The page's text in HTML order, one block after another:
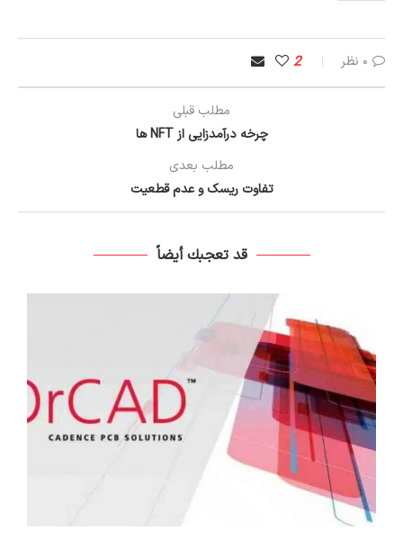
۰ نظر 2
مطلب قبلی
چرخه درآمدزایی از NFT ها
مطلب بعدی
تفاوت ریسک و عدم قطعیت
قد تعجبك أيضاً